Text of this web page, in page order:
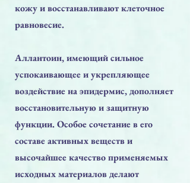
кожу и восстанавливают клеточное
равновесие.
Аллантоин, имеющий сильное
успокаивающее и укрепляющее
воздействие на эпидермис, дополняет
восстановительную и защитную
функции. Особое сочетание в его
составе активных веществ и
высочайшее качество применяемых
исходных материалов делают